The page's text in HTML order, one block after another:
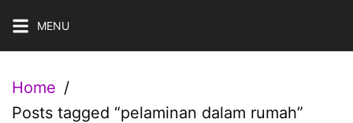
Skip
MENU
Home
Posts tagged “pelaminan dalam rumah”